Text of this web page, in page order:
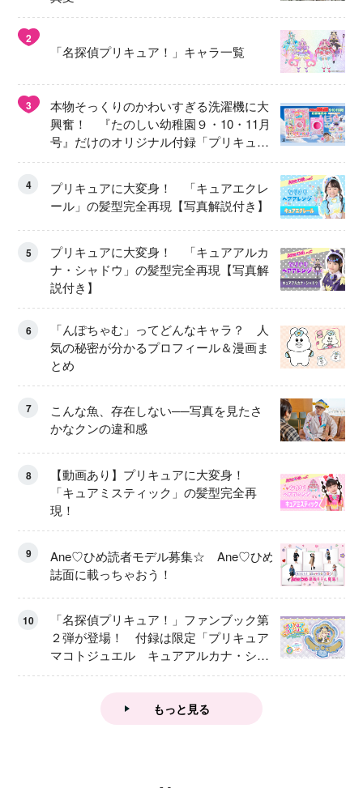
2
「名探偵プリキュア！」キャラ一覧
3
本物そっくりのかわいすぎる洗濯機に大
興奮！ 『たのしい幼稚園９・10・11月
号』だけのオリジナル付録「プリキュ
ア くるくるせんたくき」
4
プリキュアに大変身！ 「キュアエクレ
ール」の髪型完全再現【写真解説付き】
5
プリキュアに大変身！ 「キュアアルカ
ナ・シャドウ」の髪型完全再現【写真解
説付き】
6
「んぽちゃむ」ってどんなキャラ？ 人
気の秘密が分かるプロフィール＆漫画ま
とめ
7
こんな魚、存在しない──写真を見たさ
かなクンの違和感
8
【動画あり】プリキュアに大変身！
「キュアミスティック」の髪型完全再
現！
9
Ane♡ひめ読者モデル募集☆ Ane♡ひめ
誌面に載っちゃおう！
10
「名探偵プリキュア！」ファンブック第
２弾が登場！ 付録は限定「プリキュア
マコトジュエル キュアアルカナ・シャ
ドウ アイスver.」 キュアエクレールを
もっと見る